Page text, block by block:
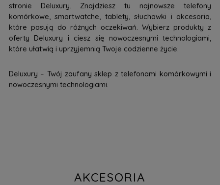
stronie Deluxury. Znajdziesz tu najnowsze telefony
komórkowe, smartwatche, tablety, słuchawki i akcesoria,
które pasują do różnych oczekiwań. Wybierz produkty z
oferty Deluxury i ciesz się nowoczesnymi technologiami,
które ułatwią i uprzyjemnią Twoje codzienne życie.
Deluxury – Twój zaufany sklep z telefonami komórkowymi i
nowoczesnymi technologiami.
AKCESORIA